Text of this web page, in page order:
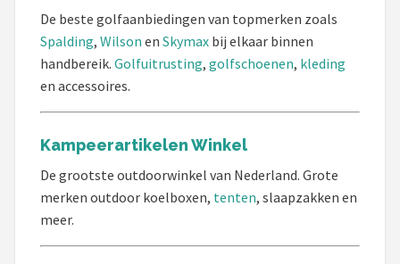
De beste golfaanbiedingen van topmerken zoals
Spalding, Wilson en Skymax bij elkaar binnen
handbereik. Golfuitrusting, golfschoenen, kleding
en accessoires.
Kampeerartikelen Winkel
De grootste outdoorwinkel van Nederland. Grote
merken outdoor koelboxen, tenten, slaapzakken en
meer.